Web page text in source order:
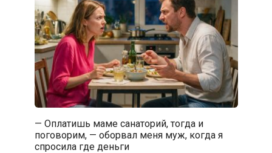
— Оплатишь маме санаторий, тогда и
поговорим, — оборвал меня муж, когда я
спросила где деньги